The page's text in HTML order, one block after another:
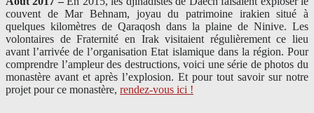
couvent de Mar Behnam, joyau du patrimoine irakien situé à
quelques kilomètres de Qaraqosh dans la plaine de Ninive. Les
volontaires de Fraternité en Irak visitaient régulièrement ce lieu
avant l’arrivée de l’organisation Etat islamique dans la région. Pour
comprendre l’ampleur des destructions, voici une série de photos du
monastère avant et après l’explosion. Et pour tout savoir sur notre
projet pour ce monastère, rendez-vous ici !